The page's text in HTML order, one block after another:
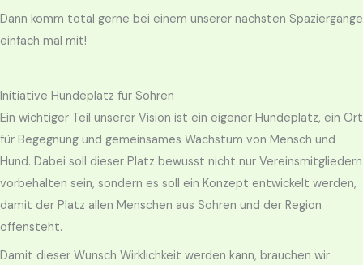
Dann komm total gerne bei einem unserer nächsten Spaziergänge
einfach mal mit!
Initiative Hundeplatz für Sohren
Ein wichtiger Teil unserer Vision ist ein eigener Hundeplatz, ein Ort
für Begegnung und gemeinsames Wachstum von Mensch und
Hund. Dabei soll dieser Platz bewusst nicht nur Vereinsmitgliedern
vorbehalten sein, sondern es soll ein Konzept entwickelt werden,
damit der Platz allen Menschen aus Sohren und der Region
offensteht.
Damit dieser Wunsch Wirklichkeit werden kann, brauchen wir